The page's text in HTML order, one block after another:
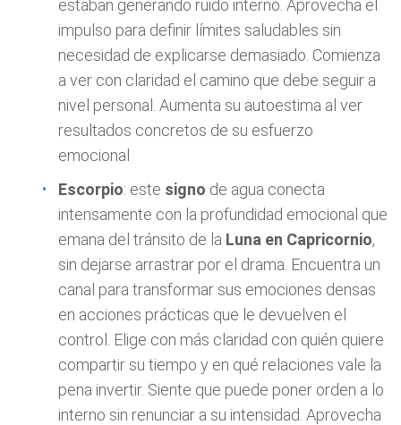
estaban generando ruido interno. Aprovecha el
impulso para definir límites saludables sin
necesidad de explicarse demasiado. Comienza
a ver con claridad el camino que debe seguir a
nivel personal. Aumenta su autoestima al ver
resultados concretos de su esfuerzo
emocional
Escorpio: este signo de agua conecta
intensamente con la profundidad emocional que
emana del tránsito de la Luna en Capricornio,
sin dejarse arrastrar por el drama. Encuentra un
canal para transformar sus emociones densas
en acciones prácticas que le devuelven el
control. Elige con más claridad con quién quiere
compartir su tiempo y en qué relaciones vale la
pena invertir. Siente que puede poner orden a lo
interno sin renunciar a su intensidad. Aprovecha